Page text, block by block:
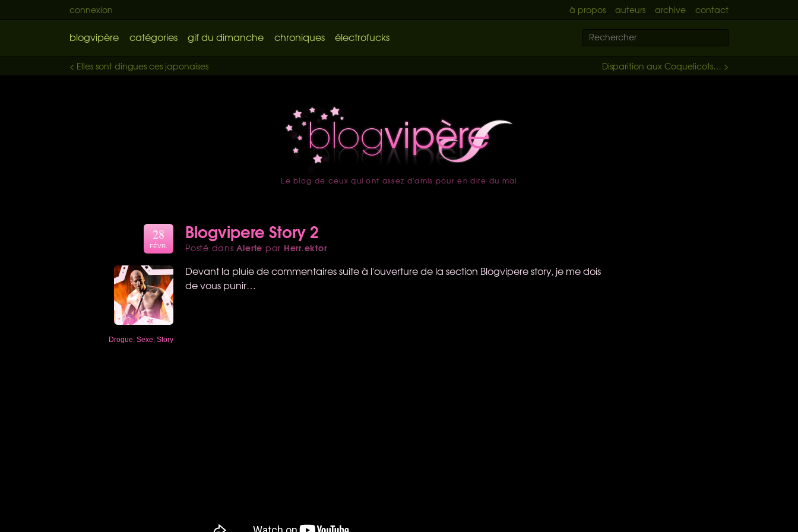
connexion à propos auteurs archive contact
blogvipère catégories gif du dimanche chroniques électrofucks
Disparition aux Coquelicots… >
< Elles sont dingues ces japonaises
accueil
Le blog de ceux qui ont assez d'amis pour en dire du mal
Blogvipere Story 2
Posté dansAlerte par Herr.ektor
28
FÉVR.
Drogue Sexe Story
Devant la pluie de commentaires suite à l'ouverture de la section Blogvipere story, je me dois
de vous punir…